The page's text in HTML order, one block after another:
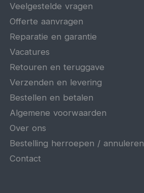
Veelgestelde vragen
Offerte aanvragen
Reparatie en garantie
Vacatures
Retouren en teruggave
Verzenden en levering
Bestellen en betalen
Algemene voorwaarden
Over ons
Bestelling herroepen / annuleren
Contact